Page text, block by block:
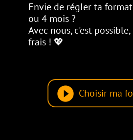
Envie de régler ta
ou 4 mois ?
Avec nous, c'est
frais ! 💖
play_circle_filled Choisir ma